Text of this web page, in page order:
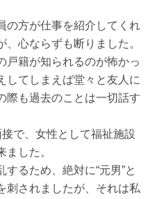
の方が仕事を紹介してくれ
心ならずも断りました。
戸籍が知られるのが怖かっ
してしまえば堂々と友人に
際も過去のことは一切話す
で、女性として福祉施設
した。
るため、絶対に“元男”と
刺されましたが、それは私